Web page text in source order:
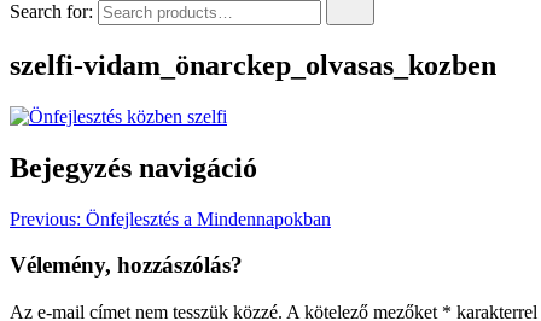
Search for:
szelfi-vidam_önarckep_olvasas_kozben
Bejegyzés navigáció
Previous: Önfejlesztés a Mindennapokban
Vélemény, hozzászólás?
Az e-mail címet nem tesszük közzé. A kötelező mezőket *